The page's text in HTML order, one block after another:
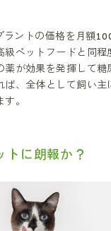
ラントの価格を月額
級ペットフードと同程
薬が効果を発揮して糖
ば、全体として飼い主
。
トに朗報か？